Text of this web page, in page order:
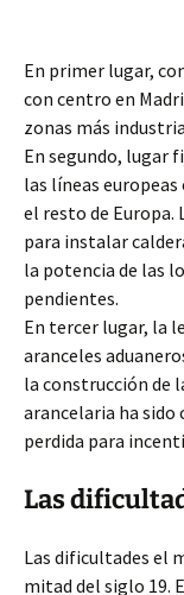
En primer lugar,
con centro en
zonas más
En segundo, lugar
las líneas
el resto de Europa.
para instalar
la potencia de las
pendientes.
En tercer lugar, la
aranceles
la construcción de
arancelaria ha
perdida para
Las
Las dificultades el
mitad del siglo 19.